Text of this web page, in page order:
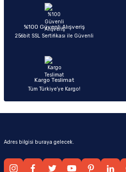
Ürün açıklamasında eksik bilgiler
Ürün bilgilerinde hatalar bulunuyor.
Ürün fiyatı diğer sitelerden daha pahalı.
%100 Güvenli Alışveriş
256bit SSL Sertifikası ile Güvenli
Kargo Teslimat
Tüm Türkiye’ye Kargo!
Adres bilgisi buraya gelecek.